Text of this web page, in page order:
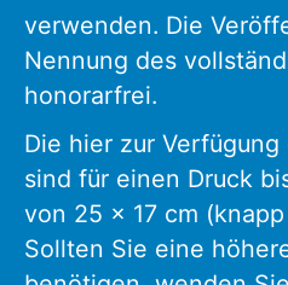
verwenden. Die
Nennung des
honorarfrei.
Die hier zur
sind für einen Druck
von 25 x 17 cm
Sollten Sie eine